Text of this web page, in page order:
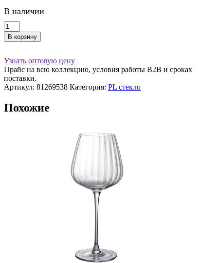
В наличии
Количество
товара
Бокал
вина
470
мл,
ProBar
В корзину
Узнать оптовую цену
Прайс на всю коллекцию, условия работы В2В и сроках
поставки.
Артикул: 81269538 Категория: PL стекло
Похожие